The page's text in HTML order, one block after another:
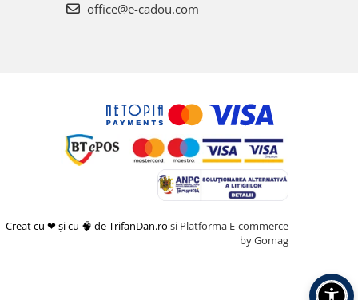
office@e-cadou.com
Creat cu ❤ și cu 🧠 de TrifanDan.ro si Platforma E-commerce
by Gomag